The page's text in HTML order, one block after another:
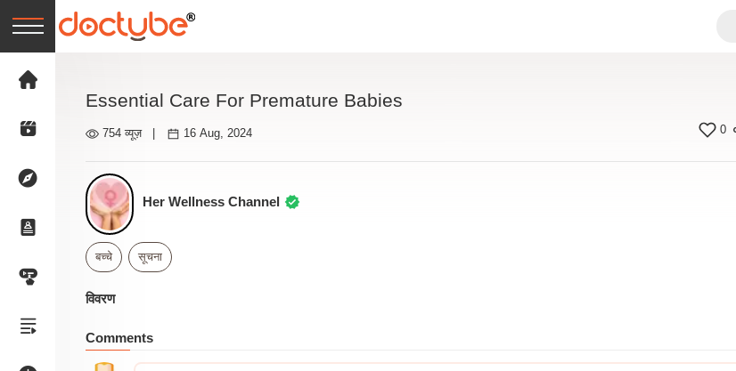
Essential Care For Premature Babies
754 व्यूज़ 16 Aug, 2024 0
Her Wellness Channel
बच्चे सूचना
विवरण
Comments